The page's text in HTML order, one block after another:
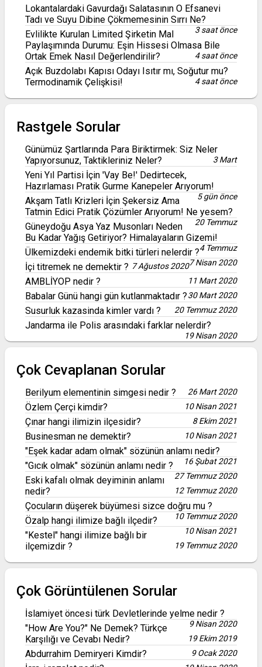
Lokantalardaki Gavurdağı Salatasının O Efsanevi
Tadı ve Suyu Dibine Çökmemesinin Sırrı Ne?
3 saat önce
Evlilikte Kurulan Limited Şirketin Mal
Paylaşımında Durumu: Eşin Hissesi Olmasa Bile
Ortak Emek Nasıl Değerlendirilir?
4 saat önce
Açık Buzdolabı Kapısı Odayı Isıtır mı, Soğutur mu?
Termodinamik Çelişkisi!
4 saat önce
Rastgele Sorular
Günümüz Şartlarında Para Biriktirmek: Siz Neler
Yapıyorsunuz, Taktikleriniz Neler?
3 Mart
Yeni Yıl Partisi İçin 'Vay Be!' Dedirtecek,
Hazırlaması Pratik Gurme Kanepeler Arıyorum!
5 gün önce
Akşam Tatlı Krizleri İçin Şekersiz Ama
Tatmin Edici Pratik Çözümler Arıyorum! Ne yesem?
20 Temmuz
Güneydoğu Asya Yaz Musonları Neden
Bu Kadar Yağış Getiriyor? Himalayaların Gizemi!
4 Temmuz
Ülkemizdeki endemik bitki türleri nelerdir ?
7 Nisan 2020
İçi titremek ne demektir ? 7 Ağustos 2020
AMBLİYOP nedir ? 11 Mart 2020
Babalar Günü hangi gün kutlanmaktadır ?30 Mart 2020
Susurluk kazasinda kimler vardı ? 20 Temmuz 2020
Jandarma ile Polis arasındaki farklar nelerdir?
19 Nisan 2020
Çok Cevaplanan Sorular
Berilyum elementinin simgesi nedir ? 26 Mart 2020
Özlem Çerçi kimdir? 10 Nisan 2021
Çınar hangi ilimizin ilçesidir? 8 Ekim 2021
Businesman ne demektir? 10 Nisan 2021
"Eşek kadar adam olmak" sözünün anlamı nedir?
16 Şubat 2021
"Gıcık olmak" sözünün anlamı nedir ?
27 Temmuz 2020
Eski kafalı olmak deyiminin anlamı
nedir?
12 Temmuz 2020
Çocuların düşerek büyümesi sizce doğru mu ?
10 Temmuz 2020
Özalp hangi ilimize bağlı ilçedir?
10 Nisan 2021
"Kestel" hangi ilimize bağlı bir
ilçemizdir ?
19 Temmuz 2020
Çok Görüntülenen Sorular
İslamiyet öncesi türk Devletlerinde yelme nedir ?
9 Nisan 2020
"How Are You?" Ne Demek? Türkçe
Karşılığı ve Cevabı Nedir?
19 Ekim 2019
Abdurrahim Demiryeri Kimdir? 9 Ocak 2020